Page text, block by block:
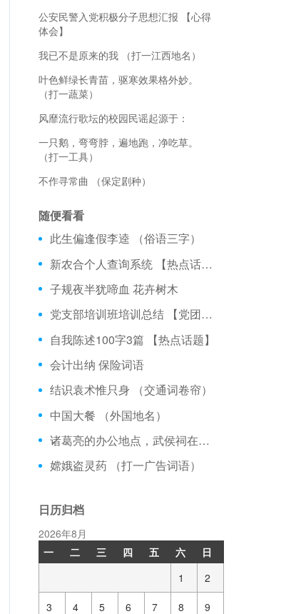
公安民警入党积极分子思想汇报 【心得
体会】
我已不是原来的我 （打一江西地名）
叶色鲜绿长青苗，驱寒效果格外妙。
（打一蔬菜）
风靡流行歌坛的校园民谣起源于：
一只鹅，弯弯脖，遍地跑，净吃草。
（打一工具）
不作寻常曲 （保定剧种）
随便看看
此生偏逢假李逵 （俗语三字）
新农合个人查询系统 【热点话题】
子规夜半犹啼血 花卉树木
党支部培训班培训总结 【党团范文】
自我陈述100字3篇 【热点话题】
会计出纳 保险词语
结识袁术惟只身 （交通词卷帘）
中国大餐 （外国地名）
诸葛亮的办公地点，武侯祠在什么地方？
嫦娥盗灵药 （打一广告词语）
日历归档
2026年8月
一
二 三 四 五 六
日
1
2
3 4 5 6 7 8 9